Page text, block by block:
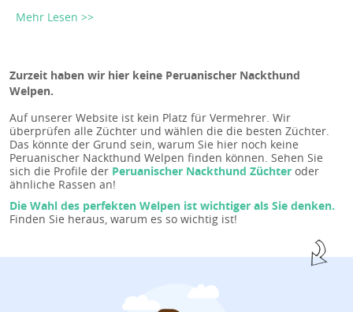
Mehr Lesen >>
Zurzeit haben wir hier keine Peruanischer Nackthund
Welpen.
Auf unserer Website ist kein Platz für Vermehrer. Wir
überprüfen alle Züchter und wählen die die besten Züchter.
Das könnte der Grund sein, warum Sie hier noch keine
Peruanischer Nackthund Welpen finden können. Sehen Sie
sich die Profile der Peruanischer Nackthund Züchter oder
ähnliche Rassen an!
Die Wahl des perfekten Welpen ist wichtiger als Sie denken.
Finden Sie heraus, warum es so wichtig ist!